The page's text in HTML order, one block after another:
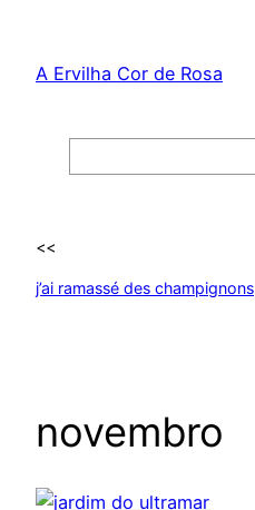
content
A Ervilha Cor de Rosa
<<
j’ai ramassé des champignons
novembro